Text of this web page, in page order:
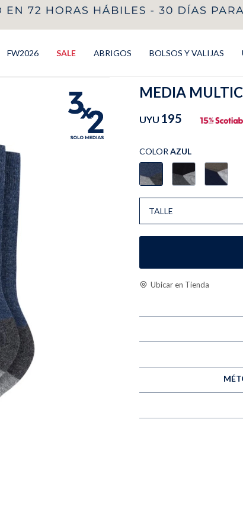
FW2026 SALE ABRIGOS BOLSOS Y VALIJAS
MEDIA
UYU 195
COLOR AZUL
TALLE
Ubicar en Tienda